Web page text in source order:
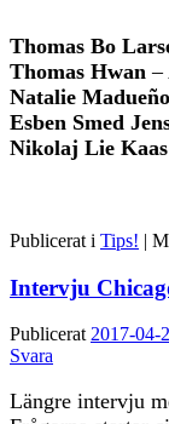
Thomas Bo
Thomas Hwan–
Natalie
Esben Smed
Nikolaj Lie
Publicerat i Tips! |
Intervju
Publicerat2017-04-
Svara
Längre intervju